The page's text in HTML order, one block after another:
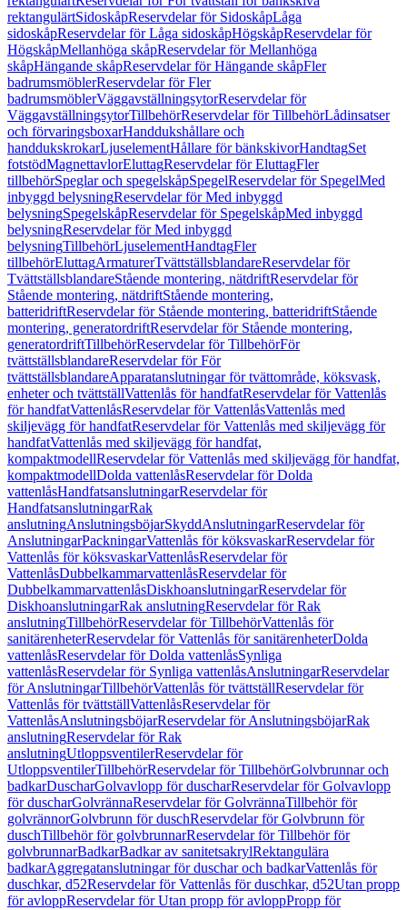
rektangulärtSidoskåpReservdelar för SidoskåpLåga
sidoskåpReservdelar för Låga sidoskåpHögskåpReservdelar för
HögskåpMellanhöga skåpReservdelar för Mellanhöga
skåpHängande skåpReservdelar för Hängande skåpFler
badrumsmöblerReservdelar för Fler
badrumsmöblerVäggavställningsytorReservdelar för
VäggavställningsytorTillbehörReservdelar för TillbehörLådinsatser
och förvaringsboxarHanddukshållare och
handdukskrokarLjuselementHållare för bänkskivorHandtagSet
fotstödMagnettavlorEluttagReservdelar för EluttagFler
tillbehörSpeglar och spegelskåpSpegelReservdelar för SpegelMed
inbyggd belysningReservdelar för Med inbyggd
belysningSpegelskåpReservdelar för SpegelskåpMed inbyggd
belysningReservdelar för Med inbyggd
belysningTillbehörLjuselementHandtagFler
tillbehörEluttagArmaturerTvättställsblandareReservdelar för
TvättställsblandareStående montering, nätdriftReservdelar för
Stående montering, nätdriftStående montering,
batteridriftReservdelar för Stående montering, batteridriftStående
montering, generatordriftReservdelar för Stående montering,
generatordriftTillbehörReservdelar för TillbehörFör
tvättställsblandareReservdelar för För
tvättställsblandareApparatanslutningar för tvättområde, köksvask,
enheter och tvättställVattenlås för handfatReservdelar för Vattenlås
för handfatVattenlåsReservdelar för VattenlåsVattenlås med
skiljevägg för handfatReservdelar för Vattenlås med skiljevägg för
handfatVattenlås med skiljevägg för handfat,
kompaktmodellReservdelar för Vattenlås med skiljevägg för handfat,
kompaktmodellDolda vattenlåsReservdelar för Dolda
vattenlåsHandfatsanslutningarReservdelar för
HandfatsanslutningarRak
anslutningAnslutningsböjarSkyddAnslutningarReservdelar för
AnslutningarPackningarVattenlås för köksvaskarReservdelar för
Vattenlås för köksvaskarVattenlåsReservdelar för
VattenlåsDubbelkammarvattenlåsReservdelar för
DubbelkammarvattenlåsDiskhoanslutningarReservdelar för
DiskhoanslutningarRak anslutningReservdelar för Rak
anslutningTillbehörReservdelar för TillbehörVattenlås för
sanitärenheterReservdelar för Vattenlås för sanitärenheterDolda
vattenlåsReservdelar för Dolda vattenlåsSynliga
vattenlåsReservdelar för Synliga vattenlåsAnslutningarReservdelar
för AnslutningarTillbehörVattenlås för tvättställReservdelar för
Vattenlås för tvättställVattenlåsReservdelar för
VattenlåsAnslutningsböjarReservdelar för AnslutningsböjarRak
anslutningReservdelar för Rak
anslutningUtloppsventilerReservdelar för
UtloppsventilerTillbehörReservdelar för TillbehörGolvbrunnar och
badkarDuscharGolvavlopp för duscharReservdelar för Golvavlopp
för duscharGolvrännaReservdelar för GolvrännaTillbehör för
golvrännorGolvbrunn för duschReservdelar för Golvbrunn för
duschTillbehör för golvbrunnarReservdelar för Tillbehör för
golvbrunnarBadkarBadkar av sanitetsakrylRektangulära
badkarAggregatanslutningar för duschar och badkarVattenlås för
duschkar, d52Reservdelar för Vattenlås för duschkar, d52Utan propp
för avloppReservdelar för Utan propp för avloppPropp för